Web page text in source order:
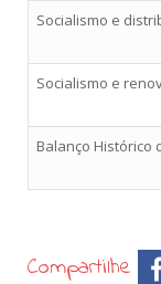
Socialismo e
Socialismo e
Balanço Histórico
Compartilhe